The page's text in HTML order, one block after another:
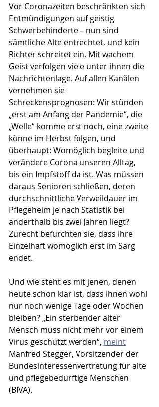
Vor Coronazeiten beschränkten sich
Entmündigungen auf geistig
Schwerbehinderte – nun sind
sämtliche Alte entrechtet, und kein
Richter schreitet ein. Mit wachem
Geist verfolgen viele unter ihnen die
Nachrichtenlage. Auf allen Kanälen
vernehmen sie
Schreckensprognosen: Wir stünden
„erst am Anfang der Pandemie“, die
„Welle“ komme erst noch, eine zweite
könne im Herbst folgen, und
überhaupt: Womöglich begleite und
verändere Corona unseren Alltag,
bis ein Impfstoff da ist. Was müssen
daraus Senioren schließen, deren
durchschnittliche Verweildauer im
Pflege­heim je nach Statistik bei
anderthalb bis zwei Jahren liegt?
Zurecht befürchten sie, dass ihre
Einzelhaft womöglich erst im Sarg
endet.
Und wie steht es mit jenen, denen
heute schon klar ist, dass ihnen wohl
nur noch wenige Tage oder Wochen
bleiben? „Ein sterbender alter
Mensch muss nicht mehr vor einem
Virus geschützt werden“, meint
Manfred Stegger, Vorsitzender der
Bundesinteressenvertretung für alte
und pflegebedürftige Menschen
(BIVA).